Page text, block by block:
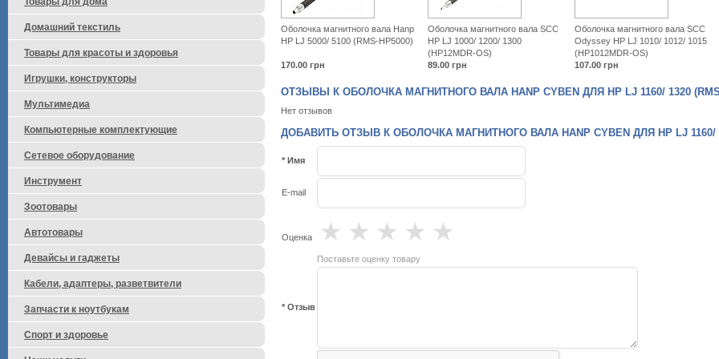
Оболочка магнитного вала Hanp
HP LJ 5000/ 5100 (RMS-HP5000)
Оболочка магнитного вала SCC
HP LJ 1000/ 1200/ 1300
(HP12MDR-OS)
Оболочка магнитного вала SCC
Odyssey HP LJ 1010/ 1012/ 1015
(HP1012MDR-OS)
170.00 грн 89.00 грн 107.00 грн
ОТЗЫВЫ К ОБОЛОЧКА МАГНИТНОГО ВАЛА HANP CYBEN ДЛЯ HP LJ 1160/ 1320
Нет отзывов
ДОБАВИТЬ ОТЗЫВ К ОБОЛОЧКА МАГНИТНОГО ВАЛА HANP CYBEN ДЛЯ HP LJ 1160/
* Имя
E-mail
Оценка ★
★
★
★
★
Поставьте оценку товару
* Отзыв
Домашний текстиль
Товары для красоты и здоровья
Игрушки, конструкторы
Мультимедиа
Компьютерные комплектующие
Сетевое оборудование
Инструмент
Зоотовары
Автотовары
Девайсы и гаджеты
Кабели, адаптеры, разветвители
Запчасти к ноутбукам
Спорт и здоровье